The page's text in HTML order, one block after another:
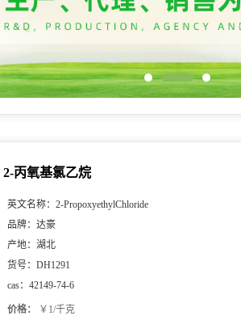
2-丙氧基氯乙烷
英文名称： 2-PropoxyethylChloride
品牌： 达豪
产地： 湖北
货号： DH1291
cas： 42149-74-6
价格： ￥1/千克